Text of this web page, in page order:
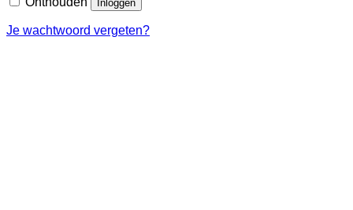
Inloggen
Je wachtwoord vergeten?